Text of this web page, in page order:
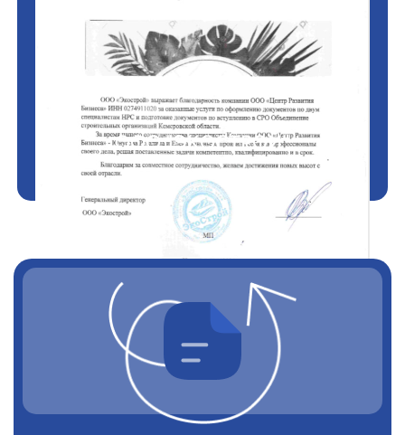
ООО "ЭКОСТРОЙ"